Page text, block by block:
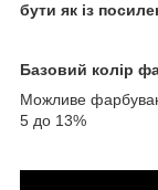
бути як із
Базовий колір
Можливе
5 до 13%